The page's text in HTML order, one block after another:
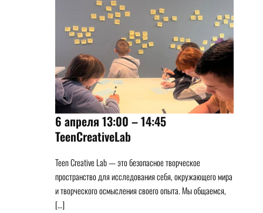
6 апреля 13:00 – 14:45
TeenCreativeLab
Teen Creative Lab — это безопасное творческое
пространство для исследования себя, окружающего мира
и творческого осмысления своего опыта. Мы общаемся,
[…]